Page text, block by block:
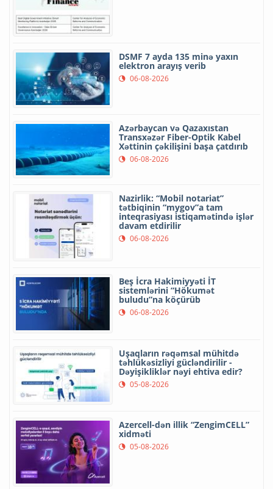
DSMF 7 ayda 135 minə yaxın
elektron arayış verib
06-08-2026
Azərbaycan və Qazaxıstan
Transxəzər Fiber-Optik Kabel
Xəttinin çəkilişini başa çatdırıb
06-08-2026
Nazirlik: “Mobil notariat”
tətbiqinin “mygov”a tam
inteqrasiyası istiqamətində işlər
davam etdirilir
06-08-2026
Beş İcra Hakimiyyəti İT
sistemlərini “Hökumət
buludu”na köçürüb
06-08-2026
Uşaqların rəqəmsal mühitdə
təhlükəsizliyi gücləndirilir -
Dəyişikliklər nəyi ehtiva edir?
05-08-2026
Azercell-dən illik “ZengimCELL”
xidməti
05-08-2026